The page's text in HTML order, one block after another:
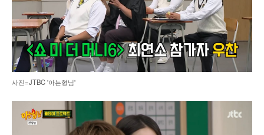
사진=JTBC '아는형님'